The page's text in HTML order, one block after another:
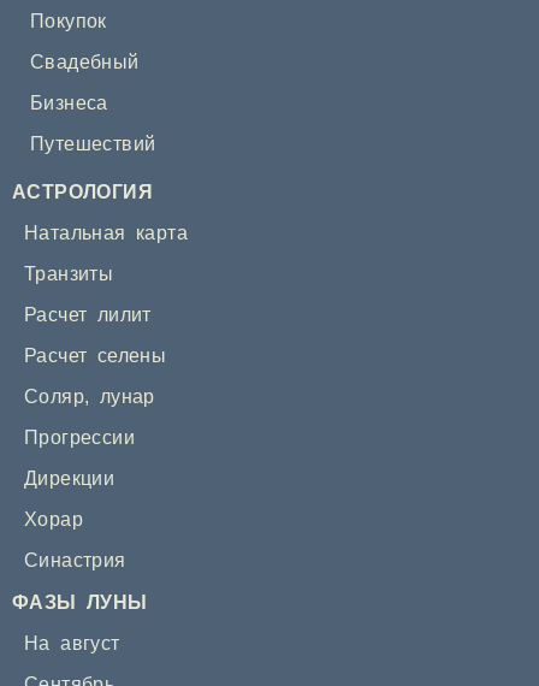
Покупок
Свадебный
Бизнеса
Путешествий
АСТРОЛОГИЯ
Натальная карта
Транзиты
Расчет лилит
Расчет селены
Соляр, лунар
Прогрессии
Дирекции
Хорар
Синастрия
ФАЗЫ ЛУНЫ
На август